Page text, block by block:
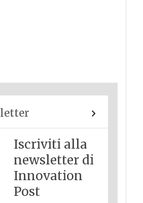
Iscriviti alla
newsletter di
Innovation
Post